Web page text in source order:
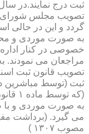
به صورت موردی و
خصوصی در كنار
مراجعان می نمودند.
ثبت (توسط مباشرین
به صورت موردی و با
مصوب ۱۳۰۷ )